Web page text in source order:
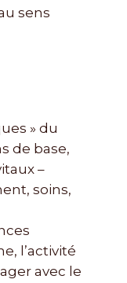
sens
» du
de base,
–
soins,
l’activité
avec le